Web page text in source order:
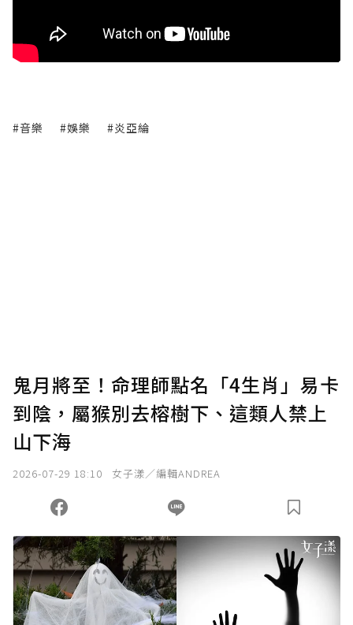
#音樂 #娛樂 #炎亞綸
鬼月將至！命理師點名「4生肖」易卡
到陰，屬猴別去榕樹下、這類人禁上
山下海
2026-07-29 18:10 女子漾／編輯ANDREA